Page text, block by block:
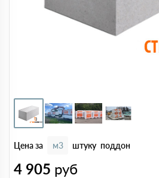
Цена за м3 штуку поддон
4 905 руб